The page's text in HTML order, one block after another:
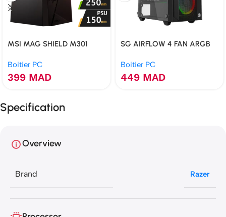
MSI MAG SHIELD M301
Boitier PC
399 MAD
SG AIRFLOW 4 FAN ARGB
Boitier PC
449 MAD
Specification
Overview
Brand Razer